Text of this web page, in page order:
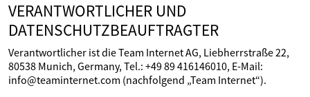
VERANTWORTLICHER UND
DATENSCHUTZBEAUFTRAGTER
Verantwortlicher ist die Team Internet AG, Liebherrstraße 22,
80538 Munich, Germany, Tel.: +49 89 416146010, E-Mail:
info@teaminternet.com (nachfolgend „Team Internet“).